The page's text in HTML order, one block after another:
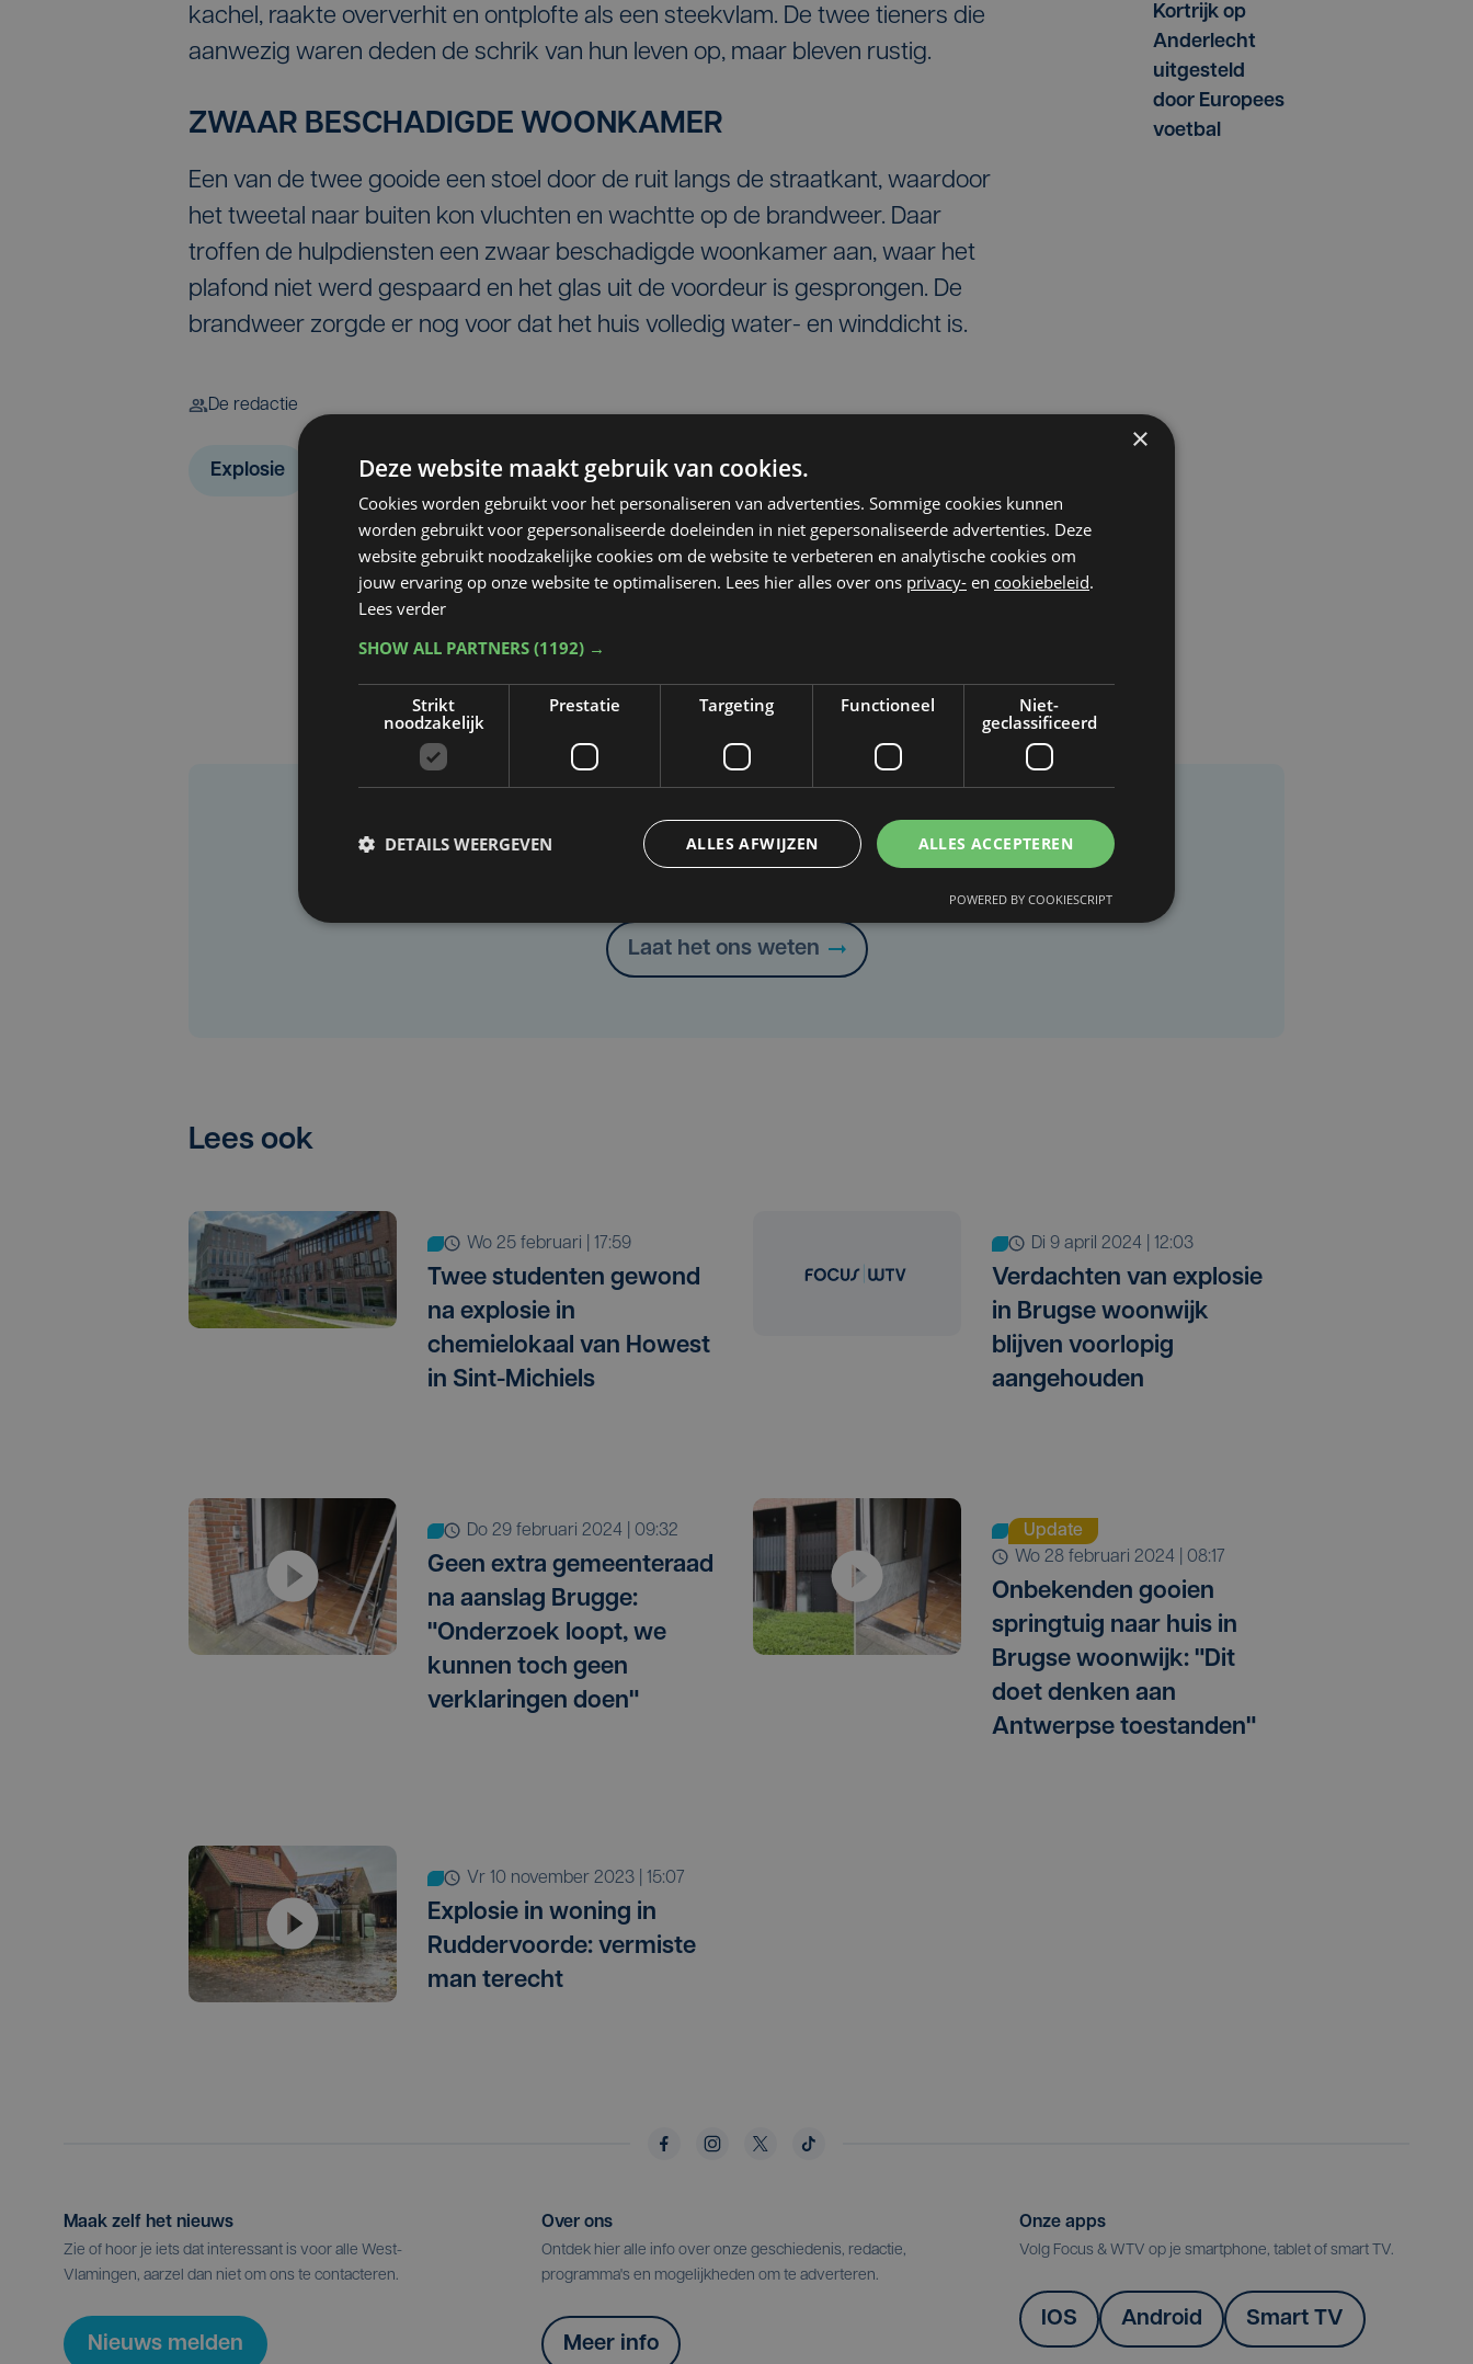
kachel, raakte oververhit en ontplofte als een steekvlam. De twee tieners die
aanwezig waren deden de schrik van hun leven op, maar bleven rustig.
ZWAAR BESCHADIGDE WOONKAMER
Een van de twee gooide een stoel door de ruit langs de straatkant, waardoor
het tweetal naar buiten kon vluchten en wachtte op de brandweer. Daar
troffen de hulpdiensten een zwaar beschadigde woonkamer aan, waar het
plafond niet werd gespaard en het glas uit de voordeur is gesprongen. De
brandweer zorgde er nog voor dat het huis volledig water- en winddicht is.
De redactie
Explosie
Kortrijk op
Anderlecht
uitgesteld
door Europees
voetbal
Taalfout opgemerkt?
Laat het ons weten
Lees ook
wo 25 februari | 17:59
Twee studenten gewond
na explosie in
chemielokaal van Howest
in Sint-Michiels
di 9 april 2024 | 12:03
Verdachten van explosie
in Brugse woonwijk
blijven voorlopig
aangehouden
do 29 februari 2024 | 09:32
Geen extra gemeenteraad
na aanslag Brugge:
"Onderzoek loopt, we
kunnen toch geen
verklaringen doen"
Update
wo 28 februari 2024 | 08:17
Onbekenden gooien
springtuig naar huis in
Brugse woonwijk: "Dit
doet denken aan
Antwerpse toestanden"
vr 10 november 2023 | 15:07
Explosie in woning in
Ruddervoorde: vermiste
man terecht
Maak zelf het nieuws
Zie of hoor je iets dat interessant is voor alle West-
Vlamingen, aarzel dan niet om ons te contacteren.
Nieuws melden
Over ons
Ontdek hier alle info over onze geschiedenis, redactie,
programma's en mogelijkheden om te adverteren.
Meer info
Onze apps
Volg Focus & WTV op je smartphone, tablet of smart TV.
IOS Android Smart TV
×
Deze website maakt gebruik van cookies.
Cookies worden gebruikt voor het personaliseren van advertenties. Sommige cookies kunnen
worden gebruikt voor gepersonaliseerde doeleinden in niet gepersonaliseerde advertenties. Deze
website gebruikt noodzakelijke cookies om de website te verbeteren en analytische cookies om
jouw ervaring op onze website te optimaliseren. Lees hier alles over ons privacy- en cookiebeleid.
Lees verder
SHOW ALL PARTNERS (1192) →
Strikt
noodzakelijk
Prestatie Targeting Functioneel
Niet-
geclassificeerd
ALLES ACCEPTEREN
ALLES AFWIJZEN
DETAILS WEERGEVEN
POWERED BY COOKIESCRIPT